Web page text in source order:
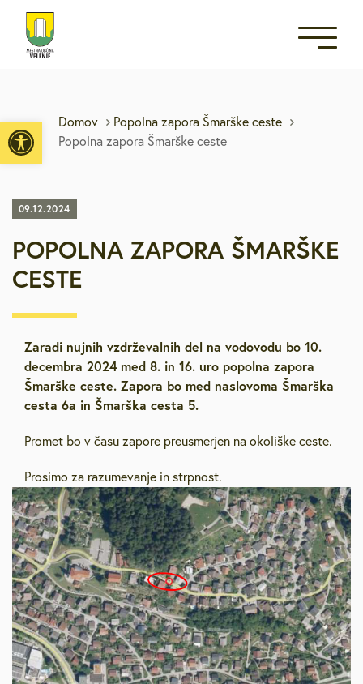
Open toolbar
Domov
Popolna zapora Šmarške ceste
Popolna zapora Šmarške ceste
09.12.2024
POPOLNA ZAPORA ŠMARŠKE
CESTE
Zaradi nujnih vzdrževalnih del na vodovodu bo 10.
decembra 2024 med 8. in 16. uro popolna zapora
Šmarške ceste. Zapora bo med naslovoma Šmarška
cesta 6a in Šmarška cesta 5.
Promet bo v času zapore preusmerjen na okoliške ceste.
Prosimo za razumevanje in strpnost.